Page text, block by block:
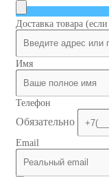
Доставка товара (если
Имя
Телефон
Обязательно
Email